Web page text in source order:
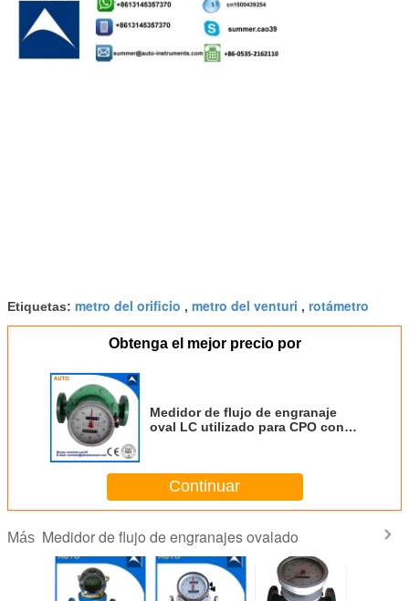
Etiquetas: metro del orificio , metro del venturi , rotámetro
Obtenga el mejor precio por
Medidor de flujo de engranaje
oval LC utilizado para CPO con
Continuar
Más Medidor de flujo de engranajes ovalado